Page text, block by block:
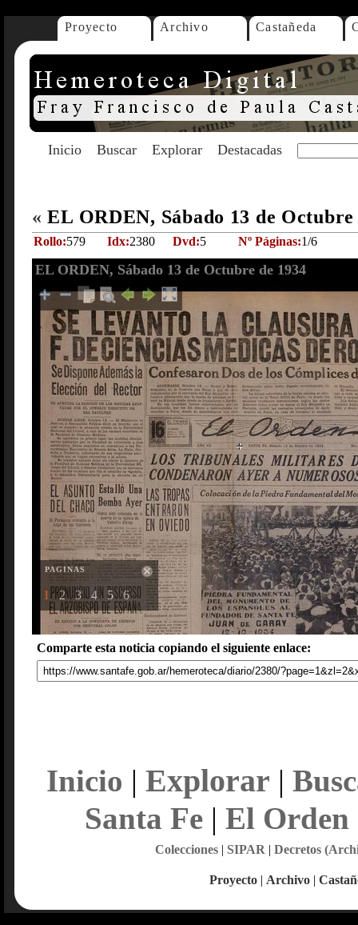
Proyecto Archivo Castañeda
Inicio Buscar Explorar Destacadas
« EL ORDEN, Sábado 13 de
Rollo:579 Idx:2380 Dvd:5 Nº Páginas:1/6
EL ORDEN, Sábado 13 de Octubre de 1934
PAGINAS
1 2 3 4 5 6
Comparte esta noticia copiando el siguiente enlace:
Inicio | Explorar |
Santa Fe| El Orden
Colecciones| SIPAR | Decretos
Proyecto | Archivo |